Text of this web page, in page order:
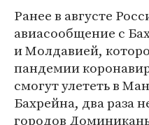
Ранее в августе
авиасообщение с
и Молдавией,
пандемии
смогут улететь в
Бахрейна, два раза
городов